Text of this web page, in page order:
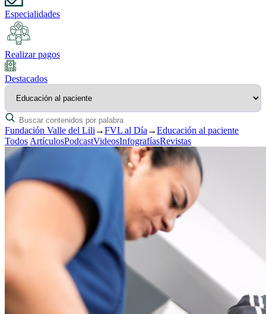
Especialidades
Realizar pagos
Destacados
Fundación Valle del Lili →FVL al Día →Educación al paciente
Todos ArtículosPodcastVideosInfografíasRevistas